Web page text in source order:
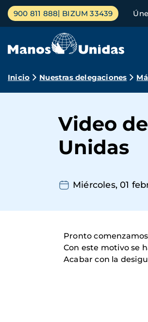
Pasar
contenido
Menú
principal
900 811 888 BIZUM 33439
Ruta
navegación
Inicio Nuestras delegaciones
Video
Unidas
Miércoles, 01
Pronto
Con este motivo se
Acabar con la